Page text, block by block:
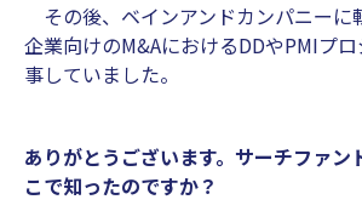
その後、ベインアンドカンパニーに
企業向けのM&AにおけるDDやPMIプ
事していました。
ありがとうございます。サーチファン
こで知ったのですか？